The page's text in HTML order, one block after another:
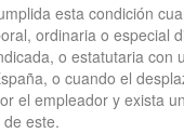
esta condición
ordinaria o especial
o estatutaria con
o cuando el
el empleador y exista
este.